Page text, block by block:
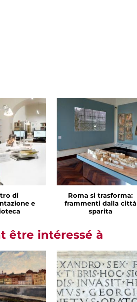
di
e
Roma si trasforma:
frammenti dalla città
sparita
être intéressé à